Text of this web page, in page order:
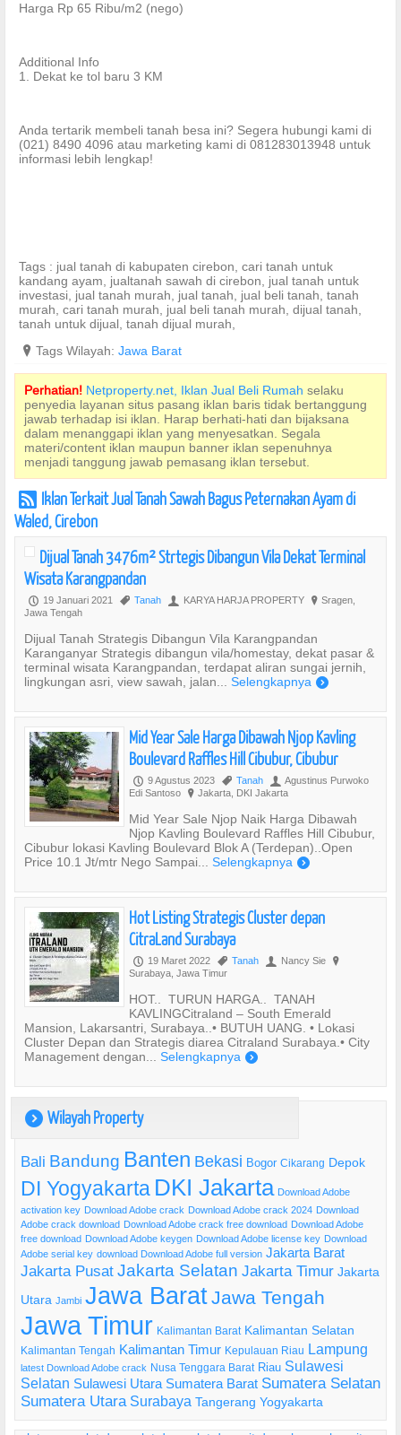
Harga Rp 65 Ribu/m2 (nego)
Additional Info
1. Dekat ke tol baru 3 KM
Anda tertarik membeli tanah besa ini? Segera hubungi kami di
(021) 8490 4096 atau marketing kami di 081283013948 untuk
informasi lebih lengkap!
Tags : jual tanah di kabupaten cirebon, cari tanah untuk
kandang ayam, jualtanah sawah di cirebon, jual tanah untuk
investasi, jual tanah murah, jual tanah, jual beli tanah, tanah
murah, cari tanah murah, jual beli tanah murah, dijual tanah,
tanah untuk dijual, tanah dijual murah,
? Tags Wilayah: Jawa Barat
Perhatian! Netproperty.net, Iklan Jual Beli Rumah selaku
penyedia layanan situs pasang iklan baris tidak bertanggung
jawab terhadap isi iklan. Harap berhati-hati dan bijaksana
dalam menanggapi iklan yang menyesatkan. Segala
materi/content iklan maupun banner iklan sepenuhnya
menjadi tanggung jawab pemasang iklan tersebut.
r Iklan Terkait Jual Tanah Sawah Bagus Peternakan Ayam di
Waled, Cirebon
Dijual Tanah 3476m² Strtegis Dibangun Vila Dekat Terminal
Wisata Karangpandan
P 19 Januari 2021 , Tanah U KARYA HARJA PROPERTY ? Sragen,
Jawa Tengah
Dijual Tanah Strategis Dibangun Vila Karangpandan
Karanganyar Strategis dibangun vila/homestay, dekat pasar &
terminal wisata Karangpandan, terdapat aliran sungai jernih,
lingkungan asri, view sawah, jalan... Selengkapnya )
Mid Year Sale Harga Dibawah Njop Kavling
Boulevard Raffles Hill Cibubur, Cibubur
P 9 Agustus 2023 , Tanah U Agustinus Purwoko
Edi Santoso
? Jakarta, DKI Jakarta
Mid Year Sale Njop Naik Harga Dibawah
Njop Kavling Boulevard Raffles Hill Cibubur,
Cibubur lokasi Kavling Boulevard Blok A (Terdepan)..Open
Price 10.1 Jt/mtr Nego Sampai... Selengkapnya )
Hot Listing Strategis Cluster depan
CitraLand Surabaya
P 19 Maret 2022 , Tanah U Nancy Sie ?
Surabaya, Jawa Timur
HOT.. TURUN HARGA.. TANAH
KAVLINGCitraland – South Emerald
Mansion, Lakarsantri, Surabaya..• BUTUH UANG. • Lokasi
Cluster Depan dan Strategis diarea Citraland Surabaya.• City
Management dengan... Selengkapnya )
) Wilayah Property
Bali Bandung Banten Bekasi Bogor Cikarang Depok
DI Yogyakarta DKI Jakarta Download Adobe
activation key Download Adobe crack Download Adobe crack 2024 Download
Adobe crack download Download Adobe crack free download Download Adobe
free download Download Adobe keygen Download Adobe license key Download
Adobe serial key download Download Adobe full version Jakarta Barat
Jakarta Pusat Jakarta Selatan Jakarta Timur Jakarta
Utara Jambi Jawa BaratJawa Tengah
Jawa Timur Kalimantan Barat Kalimantan Selatan
Kalimantan Tengah Kalimantan Timur Kepulauan Riau Lampung
latest Download Adobe crack Nusa Tenggara Barat Riau Sulawesi
Selatan Sulawesi Utara Sumatera Barat Sumatera Selatan
Sumatera Utara Surabaya Tangerang Yogyakarta